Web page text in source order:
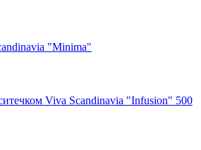
"Minima"
Viva Scandinavia "Infusion" 500